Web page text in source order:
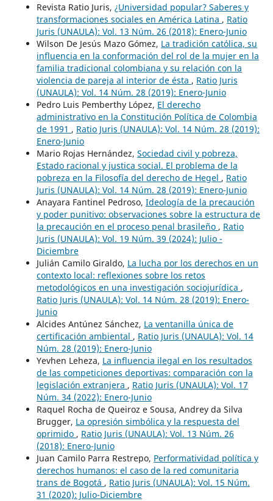
Revista Ratio Juris, ¿Universidad popular? Saberes y
transformaciones sociales en América Latina , Ratio
Juris (UNAULA): Vol. 13 Núm. 26 (2018): Enero-Junio
Wilson De Jesús Mazo Gómez, La tradición católica, su
influencia en la conformación del rol de la mujer en la
familia tradicional colombiana y su relación con la
violencia de pareja al interior de ésta , Ratio Juris
(UNAULA): Vol. 14 Núm. 28 (2019): Enero-Junio
Pedro Luis Pemberthy López, El derecho
administrativo en la Constitución Política de Colombia
de 1991 , Ratio Juris (UNAULA): Vol. 14 Núm. 28 (2019):
Enero-Junio
Mario Rojas Hernández, Sociedad civil y pobreza,
Estado racional y justica social. El problema de la
pobreza en la Filosofía del derecho de Hegel , Ratio
Juris (UNAULA): Vol. 14 Núm. 28 (2019): Enero-Junio
Anayara Fantinel Pedroso, Ideología de la precaución
y poder punitivo: observaciones sobre la estructura de
la precaución en el proceso penal brasileño , Ratio
Juris (UNAULA): Vol. 19 Núm. 39 (2024): Julio -
Diciembre
Julián Camilo Giraldo, La lucha por los derechos en un
contexto local: reflexiones sobre los retos
metodológicos en una investigación sociojurídica ,
Ratio Juris (UNAULA): Vol. 14 Núm. 28 (2019): Enero-
Junio
Alcides Antúnez Sánchez, La ventanilla única de
certificación ambiental , Ratio Juris (UNAULA): Vol. 14
Núm. 28 (2019): Enero-Junio
Yevhen Leheza, La influencia ilegal en los resultados
de las competiciones deportivas: comparación con la
legislación extranjera , Ratio Juris (UNAULA): Vol. 17
Núm. 34 (2022): Enero-Junio
Raquel Rocha de Queiroz e Sousa, Andrey da Silva
Brugger, La opresión simbólica y la respuesta del
oprimido , Ratio Juris (UNAULA): Vol. 13 Núm. 26
(2018): Enero-Junio
Juan Camilo Parra Restrepo, Performatividad política y
derechos humanos: el caso de la red comunitaria
trans de Bogotá , Ratio Juris (UNAULA): Vol. 15 Núm.
31 (2020): Julio-Diciembre